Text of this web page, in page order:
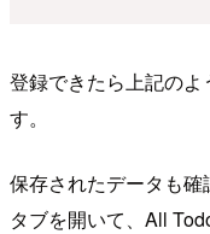
登録できたら上記の
す。
保存されたデータも確
タブを開いて、All